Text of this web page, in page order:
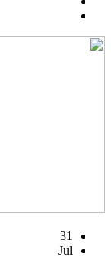
31
Jul